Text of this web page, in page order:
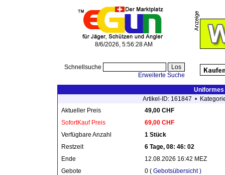
8/6/2026, 5:56:28 AM
Schnellsuche
Erweiterte Suche
Uniformes
Artikel-ID: 161847 •
Aktueller Preis
49,00 CHF
SofortKauf Preis
69,00 CHF
Verfügbare Anzahl
1 Stück
Restzeit
6 Tage, 08: 46: 02
Ende
12.08.2026 16:42 MEZ
Gebote
0 ( Gebotsübersicht )